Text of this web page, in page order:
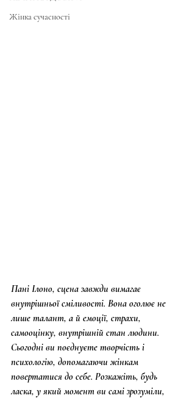
Жінка сучасності
Пані Ілоно, сцена завжди вимагає
внутрішньої сміливості. Вона оголює не
лише талант, а й емоції, страхи,
самооцінку, внутрішній стан людини.
Сьогодні ви поєднуєте творчість і
психологію, допомагаючи жінкам
повертатися до себе. Розкажіть, будь
ласка, у який момент ви самі зрозуміли,